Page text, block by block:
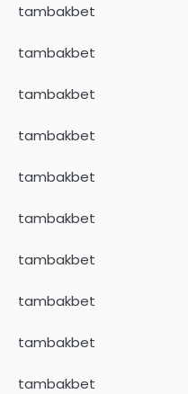
tambakbet
tambakbet
tambakbet
tambakbet
tambakbet
tambakbet
tambakbet
tambakbet
tambakbet
tambakbet